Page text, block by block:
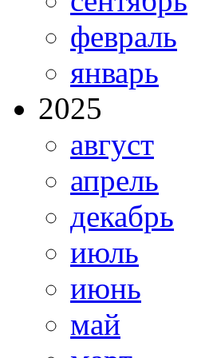
февраль
январь
2025
август
апрель
декабрь
июль
июнь
май